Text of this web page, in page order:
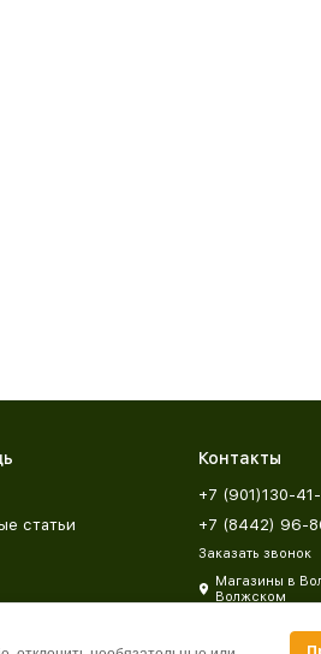
статьи
Контакты
+7 (901)130-41-
+7 (8442) 96-
Заказать звонок
Магазины в
Волжском